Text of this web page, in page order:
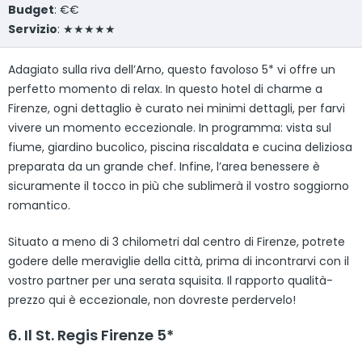
Budget: €€
Servizio: ★★★★★
Adagiato sulla riva dell’Arno, questo favoloso 5* vi offre un
perfetto momento di relax. In questo hotel di charme a
Firenze, ogni dettaglio è curato nei minimi dettagli, per farvi
vivere un momento eccezionale. In programma: vista sul
fiume, giardino bucolico, piscina riscaldata e cucina deliziosa
preparata da un grande chef. Infine, l’area benessere è
sicuramente il tocco in più che sublimerà il vostro soggiorno
romantico.
Situato a meno di 3 chilometri dal centro di Firenze, potrete
godere delle meraviglie della città, prima di incontrarvi con il
vostro partner per una serata squisita. Il rapporto qualità-
prezzo qui è eccezionale, non dovreste perdervelo!
6. Il St. Regis Firenze 5*